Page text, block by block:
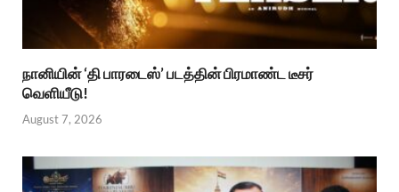
நானியின் ‘தி பாரடைஸ்’ படத்தின் பிரமாண்ட டீசர்
வெளியீடு!
August 7, 2026